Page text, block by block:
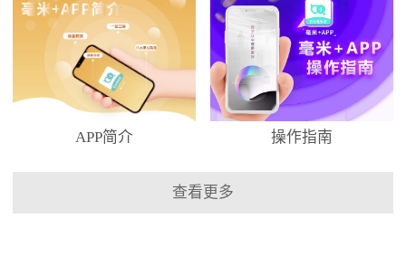
APP简介 操作指南
查看更多